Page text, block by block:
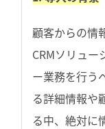
顧客からの情
CRMソリュー
ー業務を行う
る詳細情報や
る中、絶対に